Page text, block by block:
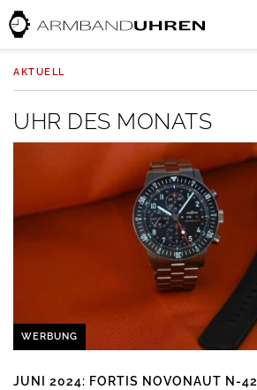
AKTUELL
UHR DES MONATS
WERBUNG
JUNI 2024: FORTIS NOVONAUT N-42